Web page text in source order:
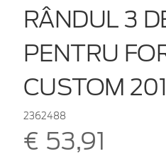
RÂNDUL 3
PENTRU
CUSTOM
2362488
€ 53,91